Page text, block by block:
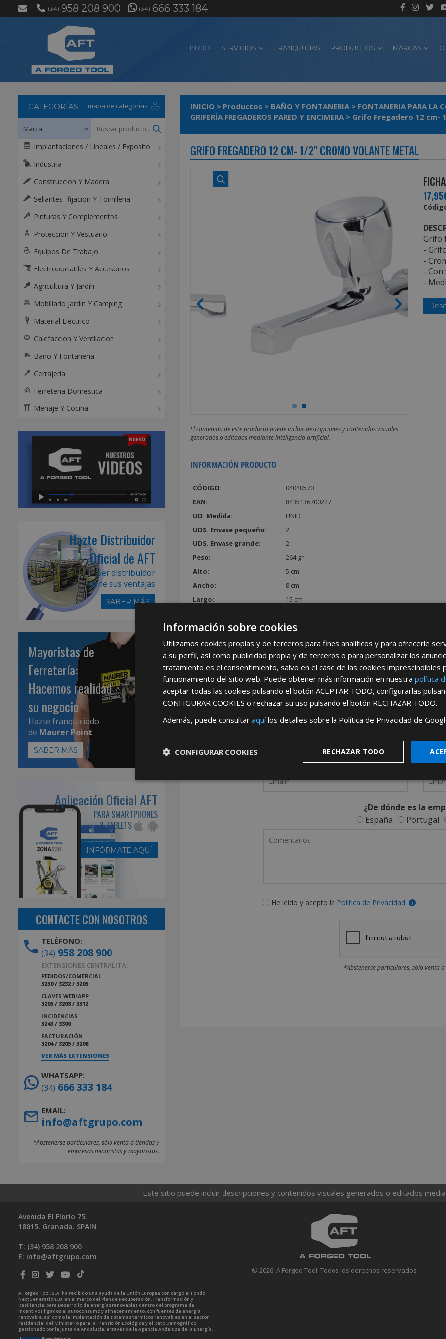
(34) 958 208 900 (34) 666 333 184
INICIO SERVICIOS FRANQUICIAS PRODUCTOS MARCAS
INICIO > Productos > BAÑO Y FONTANERIA > FONTANERIA PARA LA
GRIFERÍA FREGADEROS PARED Y ENCIMERA > Grifo Fregadero 12 cm-
GRIFO FREGADERO 12 CM- 1/2" CROMO VOLANTE METAL
El contenido de este producto puede incluir descripciones y contenidos visuales
generados o editados mediante inteligencia artificial.
INFORMACIÓN PRODUCTO
CÓDIGO:
04040570
EAN:
8435136700227
UD. Medida:
UNID
UDS. Envase pequeño:
2
UDS. Envase grande:
2
Peso:
264 gr
Alto:
5 cm
Ancho:
8 cm
Largo:
15 cm
Grifo
-
-
-
-
REGÍSTRATE PARA HACERTE
Desdeaquípodrá ver todas las
Rellene este formulario y nos pondremos en contacto
¿De dónde es la
España
Portugal
He leído y acepto la Política de Privacidad
*Abstenerse particulares, sólo venta
CATEGORÍAS mapa de categorías
Implantaciones / Lineales / Expositores / Mostradores
Industria
Construccion Y Madera
Sellantes -fijacion Y Tornilleria
Pinturas Y Complementos
Proteccion Y Vestuario
Equipos De Trabajo
Electroportatiles Y Accesorios
Agricultura Y Jardín
Mobiliario Jardin Y Camping
Material Electrico
Calefaccion Y Ventilacion
Baño Y Fontaneria
Cerrajeria
Ferreteria Domestica
Menaje Y Cocina
Hazte Distribuidor
Oficial de AFT
Ser distribuidor
tiene sus ventajas
SABER MÁS
Mayoristas de
Ferretería:
Hacemos realidad
su negocio
Hazte franquiciado
de Maurer Point
SABER MÁS
Aplicación Oficial AFT
PARA SMARTPHONES
& TABLETS
INFÓRMATE AQUÍ
CONTACTE CON NOSOTROS
TELÉFONO:
(34) 958 208 900
EXTENSIONES CENTRALITA:
PEDIDOS/COMERCIAL
3230 / 3232 / 3205
CLAVES WEB/APP
3205 / 3208 / 3312
INCIDENCIAS
3243 / 3300
FACTURACIÓN
3204 / 3205 / 3208
VER MÁS EXTENSIONES
WHATSAPP:
(34) 666 333 184
EMAIL:
info@aftgrupo.com
*Abstenerse particulares, sólo venta a tiendas y
empresas minoristas y mayoristas.
Este sitio puede incluir descripciones y contenidos visuales generados o editados
© 2026. A Forged Tool. Todos los derechos reservados
Avenida El Florío 75.
18015. Granada. SPAIN
T: (34) 958 208 900
E: info@aftgrupo.com
A Forged Tool, S.A. ha recibido una ayuda de la Unión Europea con cargo al Fondo
NextGenerationEU, en el marco del Plan de Recuperación, Transformación y
Resiliencia, para Desarrollo de energías renovables dentro del programa de
incentivos ligados al autoconsumo y almacenamiento, con fuentes de energía
renovable, así como la implantación de sistemas térmicos renovables en el sector
residencial del Ministerio para la Transición Ecológica y el Reto Demográfico,
gestionado por la Junta de Andalucía, a través de la Agencia Andaluza de la Energía.
Información sobre cookies
Utilizamos cookies propias y de terceros para fines analíticos y para ofrecerle
a su perfil, así como publicidad propia y de terceros o para personalizar los
tratamiento es el consentimiento, salvo en el caso de las cookies imprescindibles
funcionamiento del sitio web. Puede obtener más información en nuestra política
aceptar todas las cookies pulsando el botón ACEPTAR TODO, configurarlas
CONFIGURAR COOKIES o rechazar su uso pulsando el botón RECHAZAR TODO.
Además, puede consultar aquílos detalles sobre la Política de Privacidad de
RECHAZAR TODO
CONFIGURAR COOKIES